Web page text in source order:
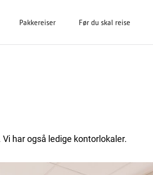
Pakkereiser Før du skal reise
har også ledige kontorlokaler.